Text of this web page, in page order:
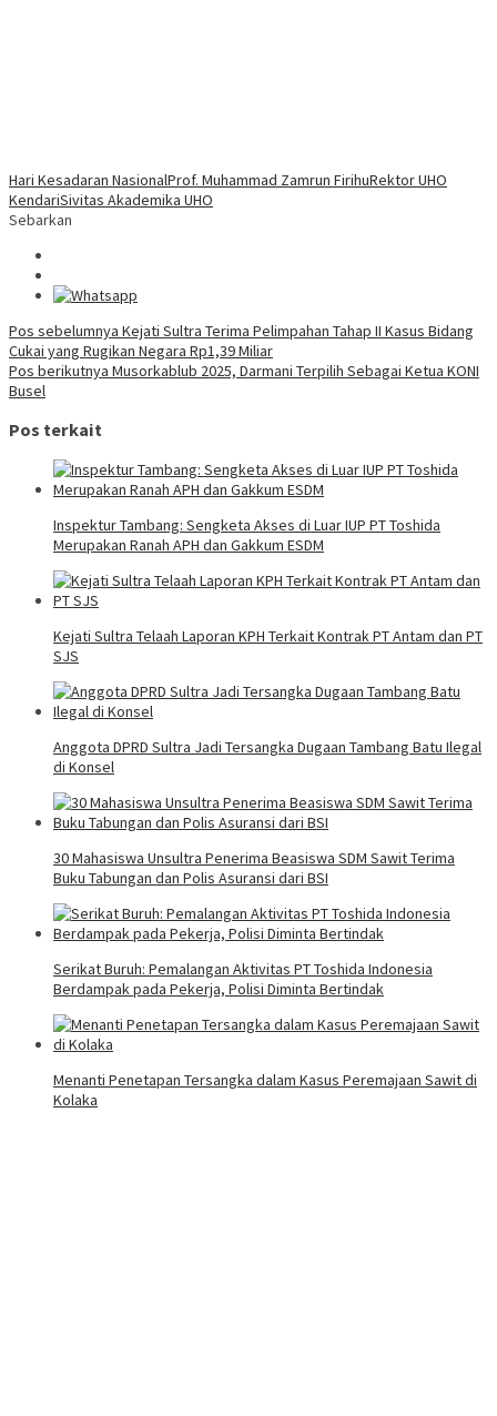
Hari Kesadaran NasionalProf. Muhammad Zamrun FirihuRektor UHO
KendariSivitas Akademika UHO
Sebarkan
Navigasi
pos
Pos sebelumnya Kejati Sultra Terima Pelimpahan Tahap II Kasus Bidang
Cukai yang Rugikan Negara Rp1,39 Miliar
Pos berikutnya Musorkablub 2025, Darmani Terpilih Sebagai Ketua KONI
Busel
Pos terkait
Inspektur Tambang: Sengketa Akses di Luar IUP PT Toshida
Merupakan Ranah APH dan Gakkum ESDM
Kejati Sultra Telaah Laporan KPH Terkait Kontrak PT Antam dan PT
SJS
Anggota DPRD Sultra Jadi Tersangka Dugaan Tambang Batu Ilegal
di Konsel
30 Mahasiswa Unsultra Penerima Beasiswa SDM Sawit Terima
Buku Tabungan dan Polis Asuransi dari BSI
Serikat Buruh: Pemalangan Aktivitas PT Toshida Indonesia
Berdampak pada Pekerja, Polisi Diminta Bertindak
Menanti Penetapan Tersangka dalam Kasus Peremajaan Sawit di
Kolaka